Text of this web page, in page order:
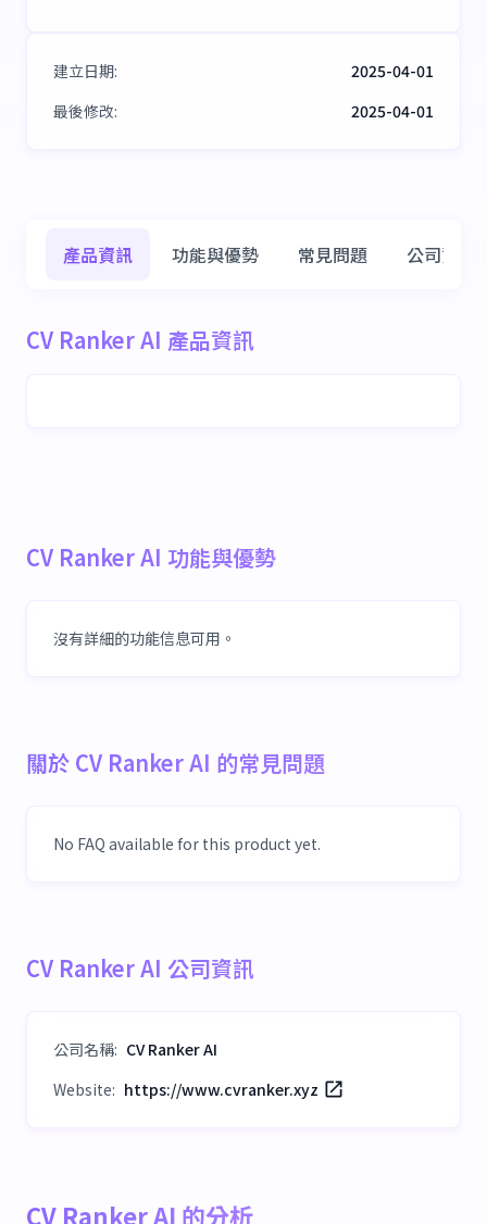
建立日期:
2025-04-01
最後修改: 2025-04-01
產品資訊 功能與優勢 常見問題 公司資訊
CV Ranker AI 產品資訊
CV Ranker AI 功能與優勢
沒有詳細的功能信息可用。
關於 CV Ranker AI 的常見問題
No FAQ available for this product yet.
CV Ranker AI 公司資訊
公司名稱: CV Ranker AI
Website: https://www.cvranker.xyz
CV Ranker AI 的分析